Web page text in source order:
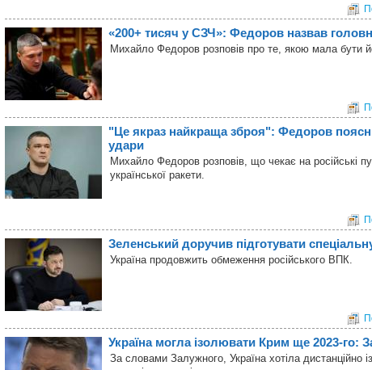
«200+ тисяч у СЗЧ»: Федоров назвав
Михайло Федоров розповів про те, якою мала бути
"Це якраз найкраща зброя": Федоров
удари
Михайло Федоров розповів, що чекає на російські
української ракети.
Зеленський доручив підготувати
Україна продовжить обмеження російського ВПК.
Україна могла ізолювати Крим ще 2023-го:
За словами Залужного, Україна хотіла дистанційно